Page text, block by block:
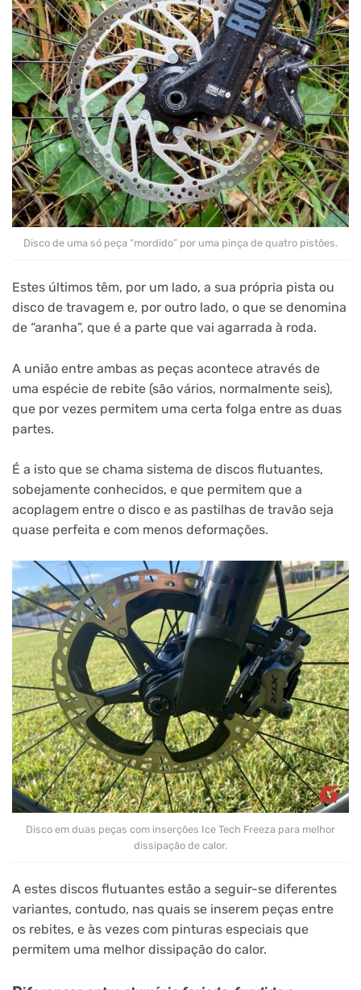
Disco de uma só peça “mordido” por uma pinça de quatro pistões.
Estes últimos têm, por um lado, a sua própria pista ou
disco de travagem e, por outro lado, o que se denomina
de “aranha”, que é a parte que vai agarrada à roda.
A união entre ambas as peças acontece através de
uma espécie de rebite (são vários, normalmente seis),
que por vezes permitem uma certa folga entre as duas
partes.
É a isto que se chama sistema de discos flutuantes,
sobejamente conhecidos, e que permitem que a
acoplagem entre o disco e as pastilhas de travão seja
quase perfeita e com menos deformações.
Disco em duas peças com inserções Ice Tech Freeza para melhor
dissipação de calor.
A estes discos flutuantes estão a seguir-se diferentes
variantes, contudo, nas quais se inserem peças entre
os rebites, e às vezes com pinturas especiais que
permitem uma melhor dissipação do calor.